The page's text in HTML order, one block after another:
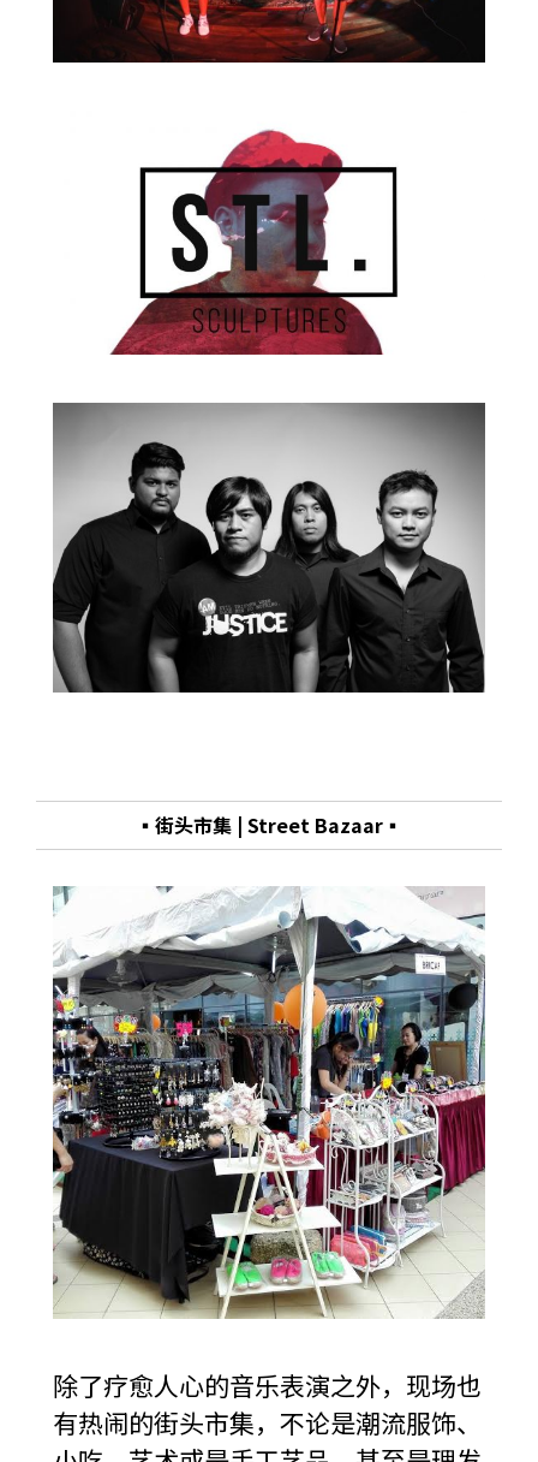
▪街头市集 | Street Bazaar▪
除了疗愈人心的音乐表演之外，现场也
有热闹的街头市集，不论是潮流服饰、